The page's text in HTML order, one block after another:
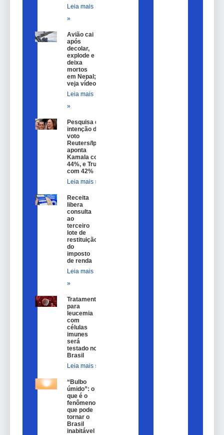
Leia mais
»
Avião cai
após
decolar,
explode e
deixa
mortos
em Nepal;
veja vídeo
Leia mais
»
Pesquisa de
intenção de
voto
Reuters/Ipsos
aponta
Kamala com
44%, e Trump
com 42%
Leia mais »
Receita
libera
consulta
ao
terceiro
lote de
restituição
do
imposto
de renda
Leia mais
»
Tratamento
para
leucemia
com
células
imunes
será
testado no
Brasil
Leia mais »
“Bulbo
úmido”: o
que é o
fenômeno
que pode
tornar o
Brasil
inabitável